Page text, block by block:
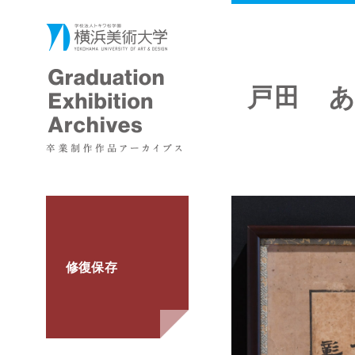
修復保存
戸田